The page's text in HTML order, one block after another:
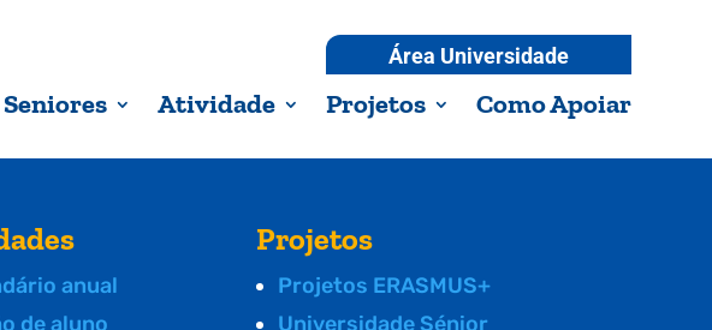
Área Universidade
Atividade Projetos Como Apoiar
anual
de aluno
Projetos
Projetos ERASMUS+
Universidade Sénior